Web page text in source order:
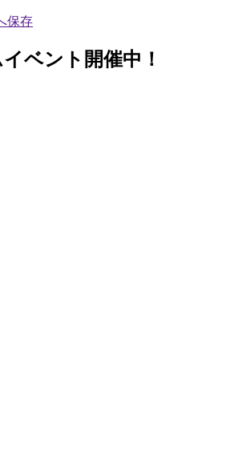
ベント開催中！